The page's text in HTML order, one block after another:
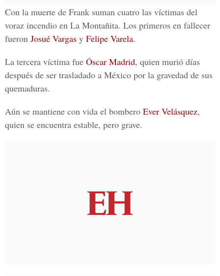
Con la muerte de Frank suman cuatro las víctimas del
voraz incendio en La Montañita. Los primeros en fallecer
fueron Josué Vargas y Felipe Varela.
La tercera víctima fue Óscar Madrid, quien murió días
después de ser trasladado a México por la gravedad de sus
quemaduras.
Aún se mantiene con vida el bombero Ever Velásquez,
quien se encuentra estable, pero grave.